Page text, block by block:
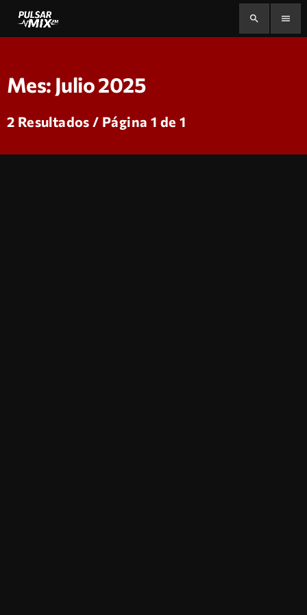
search menu
Mes: Julio 2025
2 Resultados / Página 1 de 1